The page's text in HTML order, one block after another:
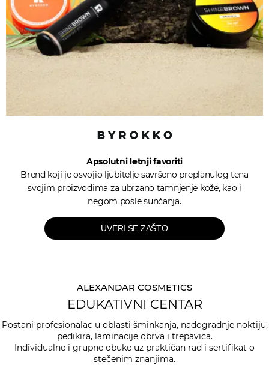
Apsolutni letnji favoriti
Brend koji je osvojio ljubitelje savršeno preplanulog tena
svojim proizvodima za ubrzano tamnjenje kože, kao i
negom posle sunčanja.
UVERI SE ZAŠTO
ALEXANDAR COSMETICS
EDUKATIVNI CENTAR
Postani profesionalac u oblasti šminkanja, nadogradnje noktiju,
pedikira, laminacije obrva i trepavica.
Individualne i grupne obuke uz praktičan rad i sertifikat o
stečenim znanjima.